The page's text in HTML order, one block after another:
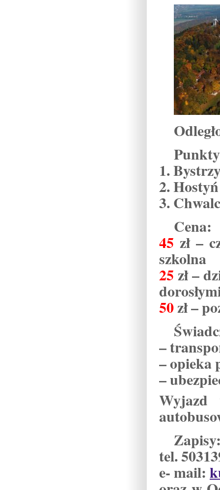
1.
2.
3.
Cena:
45 zł –
szkolna
25 zł –
50zł –
–
– opieka
–
tel.
e- mail: